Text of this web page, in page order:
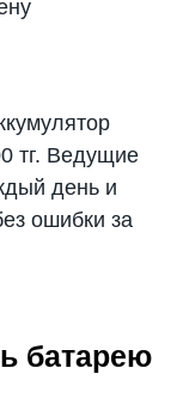
тг. Ведущие
день и
ошибки за
батарею